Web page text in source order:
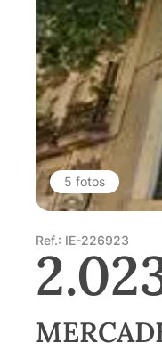
5 fotos
Ref.: IE-226923